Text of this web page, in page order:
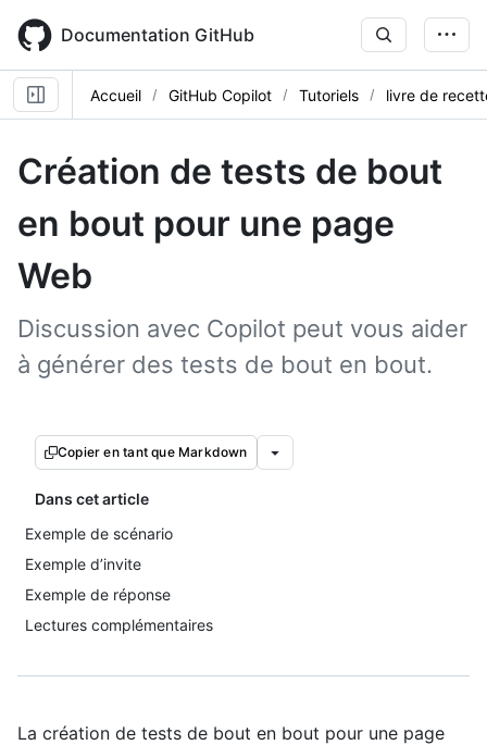
main
content
Documentation GitHub
Accueil GitHub Copilot Tutoriels livre de
Création de tests de bout
en bout pour une page
Web
Discussion avec Copilot peut vous aider
à générer des tests de bout en bout.
Copier en tant que Markdown
Dans cet article
Exemple de scénario
Exemple d’invite
Exemple de réponse
Lectures complémentaires
La création de tests de bout en bout pour une page